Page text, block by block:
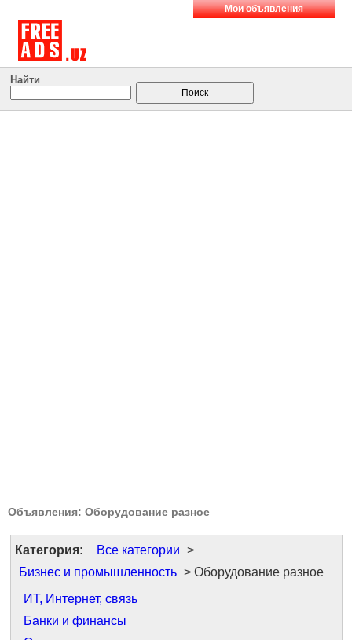
Мои объявления
Найти
Объявления: Оборудование разное
Категория: Все категории >
Бизнес и промышленность > Оборудование разное
ИТ, Интернет, связь
Банки и финансы